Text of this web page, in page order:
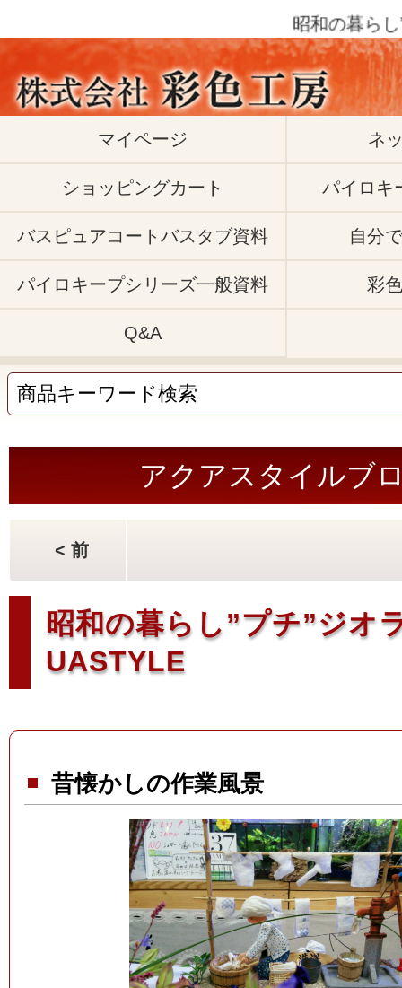
昭和の暮らし”プ
マイページ ネ
ショッピングカート パイロキ
バスピュアコートバスタブ資料 自分
パイロキープシリーズ一般資料 彩
Q&A
アクアスタイルブ
< 前
昭和の暮らし”プチ”ジオ
UASTYLE
昔懐かしの作業風景